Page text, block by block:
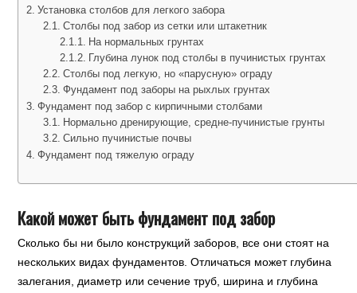
Установка столбов для легкого забора
Столбы под забор из сетки или штакетник
На нормальных грунтах
Глубина лунок под столбы в пучинистых грунтах
Столбы под легкую, но «парусную» ограду
Фундамент под заборы на рыхлых грунтах
Фундамент под забор с кирпичными столбами
Нормально дренирующие, средне-пучинистые грунты
Сильно пучинистые почвы
Фундамент под тяжелую ограду
Какой может быть фундамент под забор
Сколько бы ни было конструкций заборов, все они стоят на
нескольких видах фундаментов. Отличаться может глубина
залегания, диаметр или сечение труб, ширина и глубина